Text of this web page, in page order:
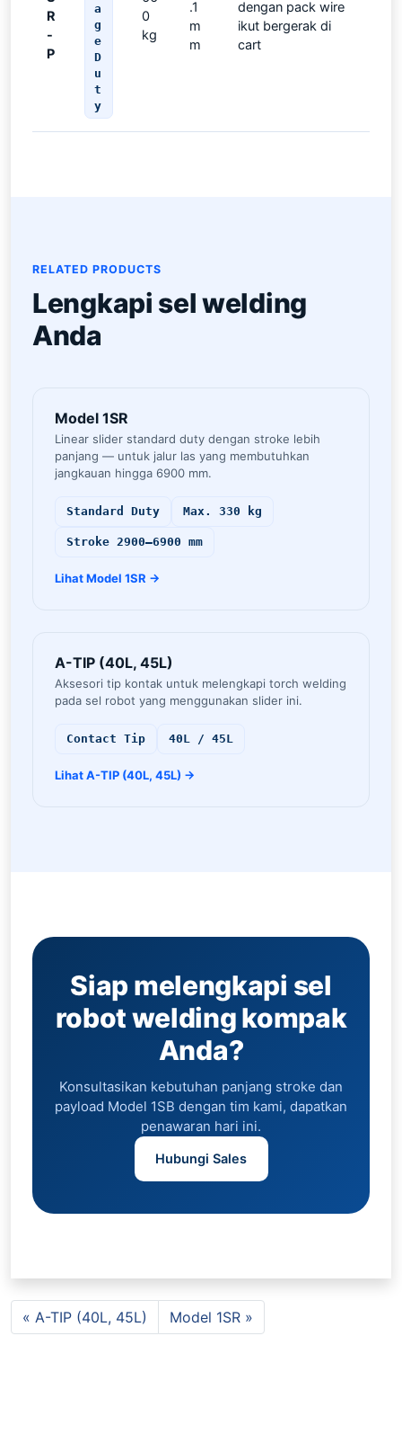
R
-
P
a
g
e
D
u
t
y
0
kg
.1
m
m
dengan pack wire
ikut bergerak di
cart
RELATED PRODUCTS
Lengkapi sel welding
Anda
Model 1SR
Linear slider standard duty dengan stroke lebih
panjang — untuk jalur las yang membutuhkan
jangkauan hingga 6900 mm.
Standard Duty Max. 330 kg
Stroke 2900–6900 mm
Lihat Model 1SR →
A-TIP (40L, 45L)
Aksesori tip kontak untuk melengkapi torch welding
pada sel robot yang menggunakan slider ini.
Contact Tip 40L / 45L
Lihat A-TIP (40L, 45L) →
Siap melengkapi sel
robot welding kompak
Anda?
Konsultasikan kebutuhan panjang stroke dan
payload Model 1SB dengan tim kami, dapatkan
penawaran hari ini.
Hubungi Sales
A-TIP (40L, 45L) Model 1SR